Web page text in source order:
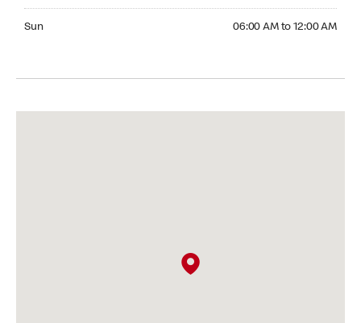
Sun 06:00 AM to 12:00 AM